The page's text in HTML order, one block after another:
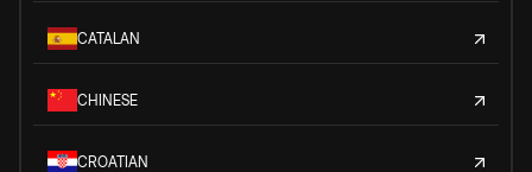
CATALAN
CHINESE
CROATIAN